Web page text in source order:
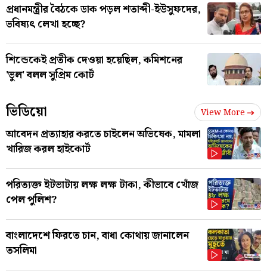
প্রধানমন্ত্রীর বৈঠকে ডাক পড়ল শতাব্দী-ইউসুফদের,
ভবিষ্যৎ লেখা হচ্ছে?
শিন্ডেকেই প্রতীক দেওয়া হয়েছিল, কমিশনের
'ভুল' বলল সুপ্রিম কোর্ট
ভিডিয়ো View More
আবেদন প্রত্যাহার করতে চাইলেন অভিষেক, মামলা
খারিজ করল হাইকোর্ট
পরিত্যক্ত ইটভাটায় লক্ষ লক্ষ টাকা, কীভাবে খোঁজ
পেল পুলিশ?
বাংলাদেশে ফিরতে চান, বাধা কোথায় জানালেন
তসলিমা